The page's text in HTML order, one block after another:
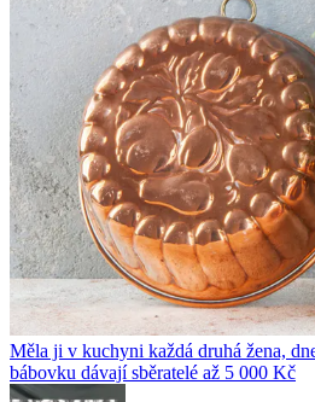
Měla ji v kuchyni každá druhá žena,
bábovku dávají sběratelé až 5 000 Kč